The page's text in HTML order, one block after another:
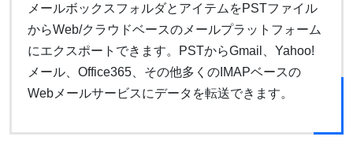
メールボックスフォルダとアイテムをPSTファイル
からWeb/クラウドベースのメールプラットフォーム
にエクスポートできます。PSTからGmail、Yahoo!
メール、Office365、その他多くのIMAPベースの
Webメールサービスにデータを転送できます。